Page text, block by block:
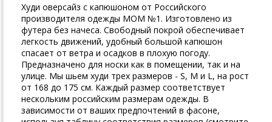
Худи оверсайз с капюшоном от Российского
производителя одежды MOM №1. Изготовлено из
футера без начеса. Свободный покрой обеспечивает
легкость движений, удобный большой капюшон
спасает от ветра и осадков в плохую погоду.
Предназначено для носки как в помещении, так и на
улице. Мы шьем худи трех размеров - S, M и L, на рост
от 168 до 175 см. Каждый размер соответствует
нескольким российским размерам одежды. В
зависимости от ваших предпочтений в фасоне,